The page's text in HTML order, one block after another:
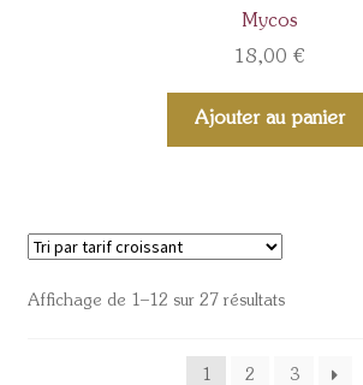
Mycos
18,00 €
Ajouter au panier
Affichage de 1–12 sur 27 résultats
1 2 3